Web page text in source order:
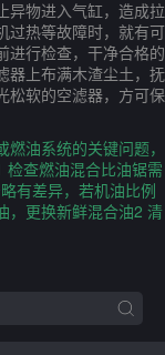
异物进入气缸，造成拉
过热等故障时，就有可
进行检查，干净合格的
器上布满木渣尘土，抚
松软的空滤器，方可保
油系统的关键问题，
检查燃油混合比油锯需
有差异，若机油比例
，更换新鲜混合油2 清